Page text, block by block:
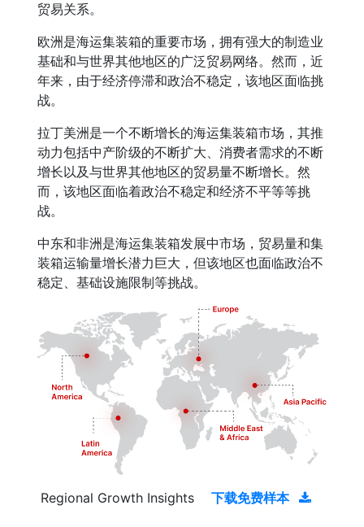
贸易关系。
欧洲是海运集装箱的重要市场，拥有强大的制造业
基础和与世界其他地区的广泛贸易网络。然而，近
年来，由于经济停滞和政治不稳定，该地区面临挑
战。
拉丁美洲是一个不断增长的海运集装箱市场，其推
动力包括中产阶级的不断扩大、消费者需求的不断
增长以及与世界其他地区的贸易量不断增长。然
而，该地区面临着政治不稳定和经济不平等等挑
战。
中东和非洲是海运集装箱发展中市场，贸易量和集
装箱运输量增长潜力巨大，但该地区也面临政治不
稳定、基础设施限制等挑战。
Regional Growth Insights 下载免费样本